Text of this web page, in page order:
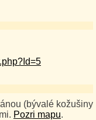
(bývalé kožušiny
Pozri mapu.